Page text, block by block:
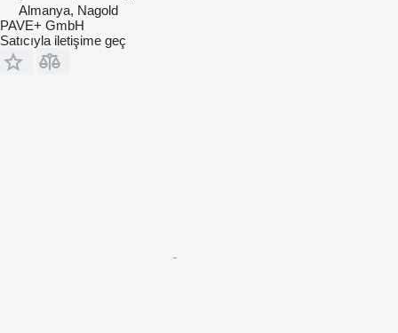
Almanya, Nagold
PAVE+ GmbH
Satıcıyla iletişime geç